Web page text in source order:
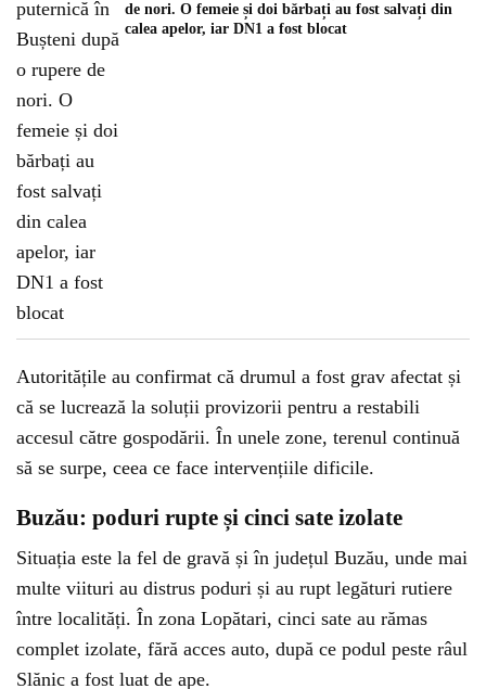
de nori. O femeie și doi bărbați au fost salvați din
calea apelor, iar DN1 a fost blocat
Autoritățile au confirmat că drumul a fost grav afectat și
că se lucrează la soluții provizorii pentru a restabili
accesul către gospodării. În unele zone, terenul continuă
să se surpe, ceea ce face intervențiile dificile.
Buzău: poduri rupte și cinci sate izolate
Situația este la fel de gravă și în județul Buzău, unde mai
multe viituri au distrus poduri și au rupt legături rutiere
între localități. În zona Lopătari, cinci sate au rămas
complet izolate, fără acces auto, după ce podul peste râul
Slănic a fost luat de ape.